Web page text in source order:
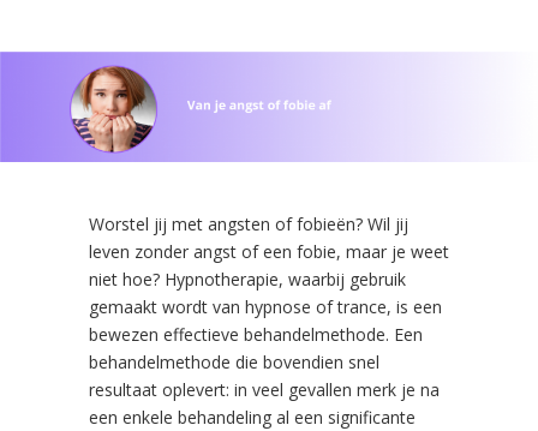
Worstel jij met angsten of fobieën? Wil jij
leven zonder angst of een fobie, maar je weet
niet hoe? Hypnotherapie, waarbij gebruik
gemaakt wordt van hypnose of trance, is een
bewezen effectieve behandelmethode. Een
behandelmethode die bovendien snel
resultaat oplevert: in veel gevallen merk je na
een enkele behandeling al een significante